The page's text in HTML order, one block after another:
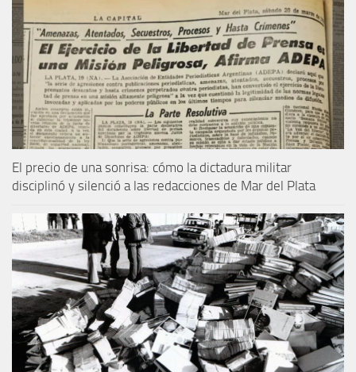
El precio de una sonrisa: cómo la dictadura militar
disciplinó y silenció a las redacciones de Mar del Plata